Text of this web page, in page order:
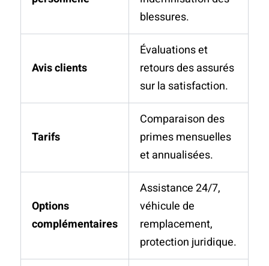
blessures.
Avis clients
Évaluations et
retours des assurés
sur la satisfaction.
Tarifs
Comparaison des
primes mensuelles
et annualisées.
Options
complémentaires
Assistance 24/7,
véhicule de
remplacement,
protection juridique.